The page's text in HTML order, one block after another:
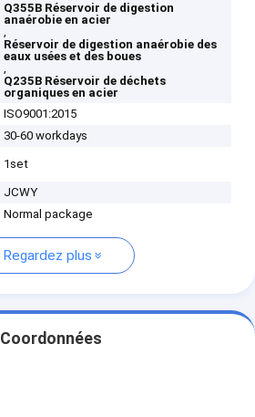
Q355B Réservoir de digestion
anaérobie en acier
,
Réservoir de digestion anaérobie des
eaux usées et des boues
,
Q235B Réservoir de déchets
organiques en acier
ISO9001:2015
30-60 workdays
1set
JCWY
Normal package
Regardez plus
Coordonnées